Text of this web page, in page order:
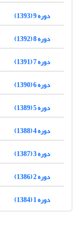
دوره 9 (1393)
دوره 8 (1392)
دوره 7 (1391)
دوره 6 (1390)
دوره 5 (1389)
دوره 4 (1388)
دوره 3 (1387)
دوره 2 (1386)
دوره 1 (1384)